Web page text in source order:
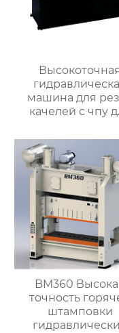
Высокоточная
машина для
качелей с чпу
BM360
точность
штамповки